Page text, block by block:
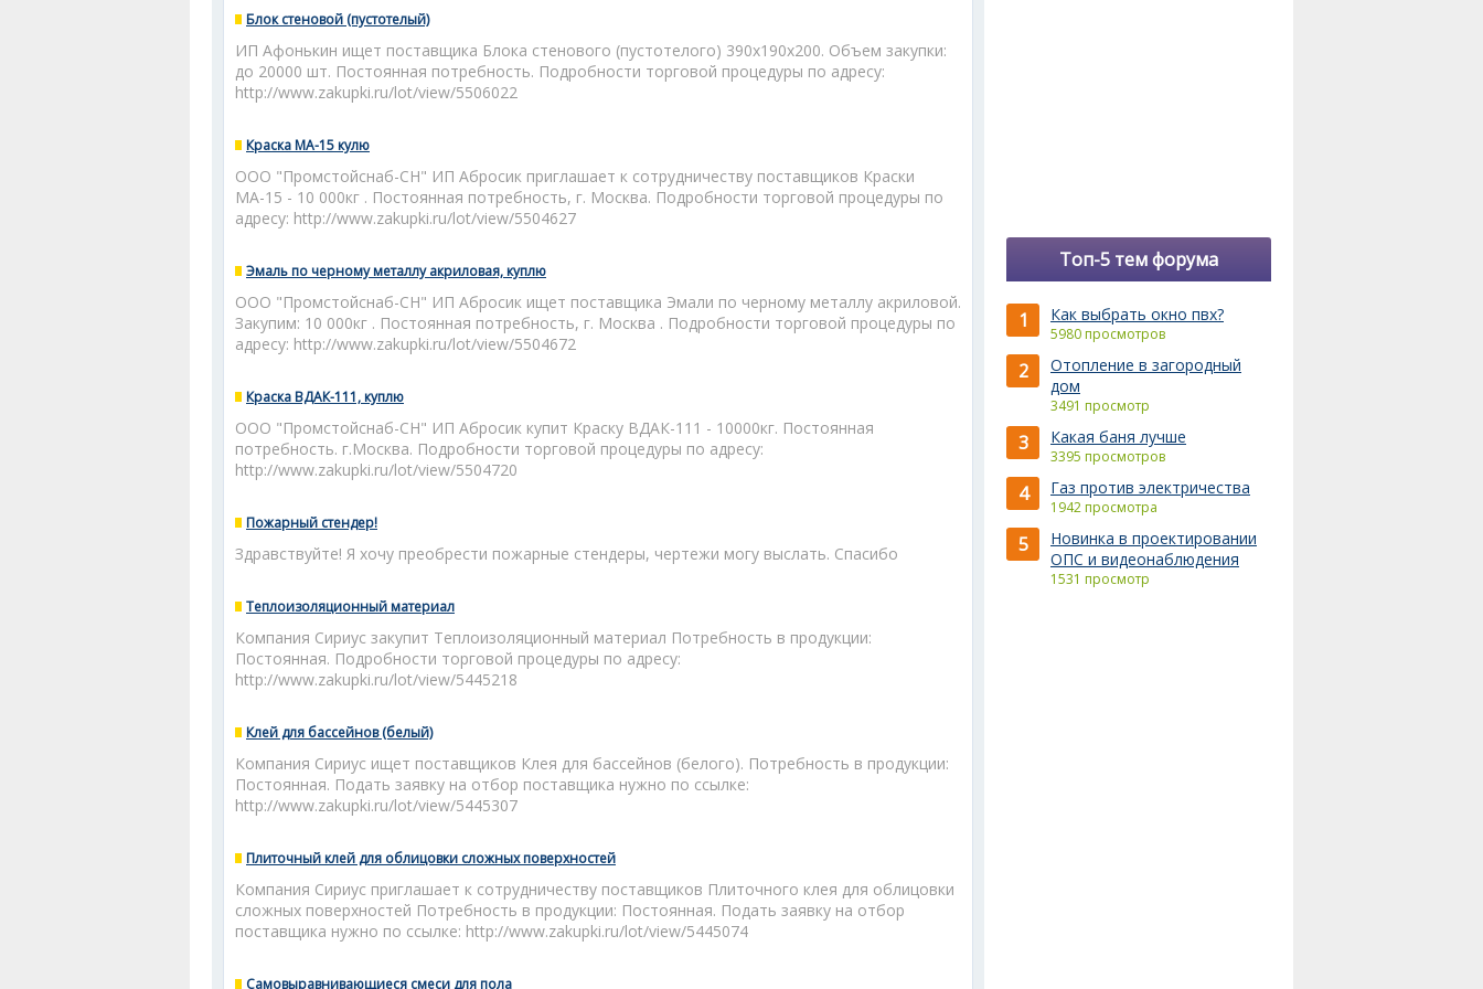
Блок стеновой (пустотелый)
ИП Афонькин ищет поставщика Блока стенового (пустотелого) 390х190х200. Объем закупки:
до 20000 шт. Постоянная потребность. Подробности торговой процедуры по адресу:
http://www.zakupki.ru/lot/view/5506022
Краска МА-15 кулю
ООО "Промстойснаб-СН" ИП Абросик приглашает к сотрудничеству поставщиков Краски
МА-15 - 10 000кг . Постоянная потребность, г. Москва. Подробности торговой процедуры по
адресу: http://www.zakupki.ru/lot/view/5504627
Эмаль по черному металлу акриловая, куплю
ООО "Промстойснаб-СН" ИП Абросик ищет поставщика Эмали по черному металлу акриловой.
Закупим: 10 000кг . Постоянная потребность, г. Москва . Подробности торговой процедуры по
адресу: http://www.zakupki.ru/lot/view/5504672
Краска ВДАК-111, куплю
ООО "Промстойснаб-СН" ИП Абросик купит Краску ВДАК-111 - 10000кг. Постоянная
потребность. г.Москва. Подробности торговой процедуры по адресу:
http://www.zakupki.ru/lot/view/5504720
Пожарный стендер!
Здравствуйте! Я хочу преобрести пожарные стендеры, чертежи могу выслать. Спасибо
Теплоизоляционный материал
Компания Сириус закупит Теплоизоляционный материал Потребность в продукции:
Постоянная. Подробности торговой процедуры по адресу:
http://www.zakupki.ru/lot/view/5445218
Клей для бассейнов (белый)
Компания Сириус ищет поставщиков Клея для бассейнов (белого). Потребность в продукции:
Постоянная. Подать заявку на отбор поставщика нужно по ссылке:
http://www.zakupki.ru/lot/view/5445307
Плиточный клей для облицовки сложных поверхностей
Компания Сириус приглашает к сотрудничеству поставщиков Плиточного клея для облицовки
сложных поверхностей Потребность в продукции: Постоянная. Подать заявку на отбор
поставщика нужно по ссылке: http://www.zakupki.ru/lot/view/5445074
Самовыравнивающиеся смеси для пола
Топ-5 тем форума
1 Как выбрать окно пвх?
5980 просмотров
2
Отопление в загородный
дом
3491 просмотр
3 Какая баня лучше
3395 просмотров
4 Газ против электричества
1942 просмотра
5
Новинка в проектировании
ОПС и видеонаблюдения
1531 просмотр